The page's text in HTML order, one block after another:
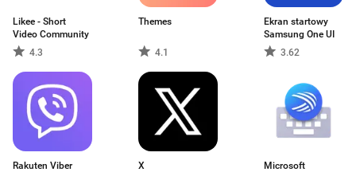
Likee - Short
Video Community
4.3
Themes
4.1
Ekran startowy
Samsung One UI
3.62
Rakuten Viber
X
Microsoft